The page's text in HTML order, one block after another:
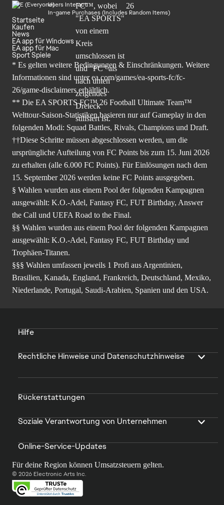
Users Interact
In-game Purchases (Includes Random Items)
Startseite
Kaufen
News
EA app für Windows
EA app für Mac
Sport Spiele
* Es gelten weitere Bedingungen & Einschränkungen. Weitere
Informationen sind unterea.com/games/ea-sports-fc/fc-
26/game-disclaimers erhältlich.
** Die EA SPORTS FC™ 26 Football Ultimate Team™
Welttour-Saison-Statistiken basieren nur auf Gameplay in den
folgenden Modi: Squad Battles, Rivals, Champions und Draft.
††Diese Schritte müssen abgeschlossen werden, um die
ursprüngliche Aufteilung von FC Points bis zum 15. Juni 2026
zu erhalten (alle 6.000 FC Points). Für Einlösungen nach dem
15. September 2026 werden keine FC Points ausgegeben.
§ Wahlen wurden aus einem Pool der folgenden Kampagnen
ausgewählt: K.O.-Adel, Fantasy FC, FUT Birthday, Answer
the Call und UEFA Road to the Final.
§§ Wahlen wurden aus einem Pool der folgenden Kampagnen
ausgewählt: K.O.-Adel, Fantasy FC, FUT Birthday und
Trophäen-Titanen.
§§§ Wahlen umfassen jeweils 1 Profi aus Argentinien,
Brasilien, Kanada, England, Frankreich, Deutschland, Mexiko,
Niederlande, Portugal, Saudi-Arabien, Spanien und den USA.
Hilfe
Rechtliche Hinweise und Datenschutzhinweise
Rückerstattungen
Soziale Verantwortung von Unternehmen
Online-Service-Updates
Für deine Region können Umsatzsteuern gelten.
© 2026 Electronic Arts Inc.